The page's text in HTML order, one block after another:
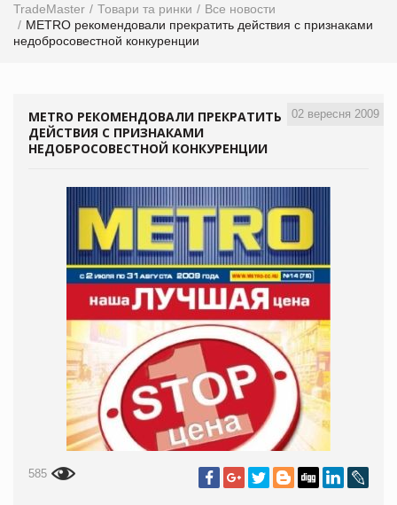
TradeMaster Товари та ринки
Все новости
METRO рекомендовали прекратить действия с признаками
недобросовестной конкуренции
02 вересня 2009
METRO РЕКОМЕНДОВАЛИ ПРЕКРАТИТЬ
ДЕЙСТВИЯ С ПРИЗНАКАМИ
НЕДОБРОСОВЕСТНОЙ КОНКУРЕНЦИИ
585